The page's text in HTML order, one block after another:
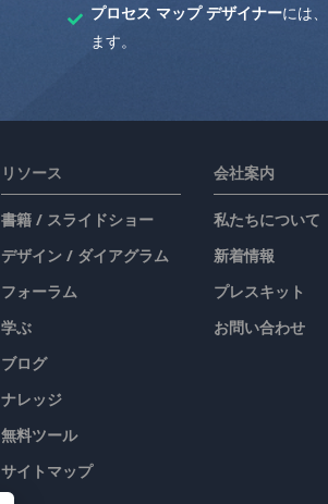
プロセス マップ デザイナーには、
ます。
リソース
書籍 / スライドショー
デザイン / ダイアグラム
フォーラム
学ぶ
ブログ
ナレッジ
無料ツール
サイトマップ
会社案内
私たちについて
新着情報
プレスキット
お問い合わせ